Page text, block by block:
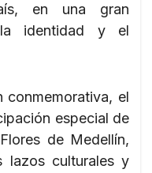
en una gran
la identidad y el
conmemorativa, el
especial de
de Medellín,
lazos culturales y